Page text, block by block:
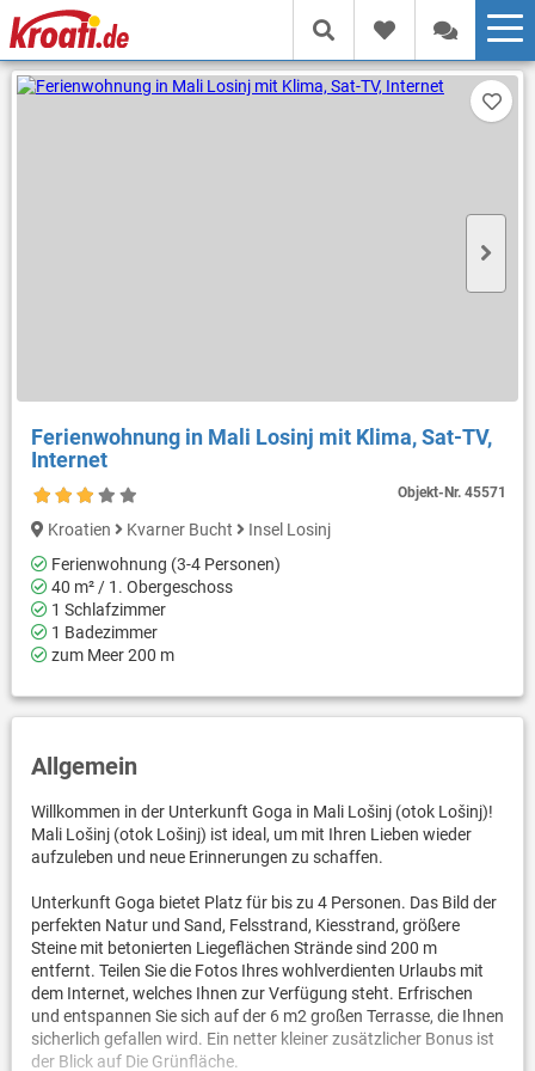
Ferienwohnung in Mali Losinj mit Klima, Sat-TV,
Internet
Objekt-Nr.45571
Kroatien Kvarner Bucht
Insel Losinj
Ferienwohnung (3-4 Personen)
40 m² / 1. Obergeschoss
1 Schlafzimmer
1 Badezimmer
zum Meer 200 m
Allgemein
Willkommen in der Unterkunft Goga in Mali Lošinj (otok Lošinj)!
Mali Lošinj (otok Lošinj) ist ideal, um mit Ihren Lieben wieder
aufzuleben und neue Erinnerungen zu schaffen.
Unterkunft Goga bietet Platz für bis zu 4 Personen. Das Bild der
perfekten Natur und Sand, Felsstrand, Kiesstrand, größere
Steine mit betonierten Liegeflächen Strände sind 200 m
entfernt. Teilen Sie die Fotos Ihres wohlverdienten Urlaubs mit
dem Internet, welches Ihnen zur Verfügung steht. Erfrischen
und entspannen Sie sich auf der 6 m2 großen Terrasse, die Ihnen
sicherlich gefallen wird. Ein netter kleiner zusätzlicher Bonus ist
der Blick auf Die Grünfläche.